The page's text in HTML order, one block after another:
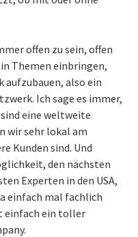
offen zu sein, offen
Themen einbringen,
aufzubauen, also ein
Ich sage es immer,
eine weltweite
wir sehr lokal am
Kunden sind. Und
den nächsten
Experten in den USA,
einfach mal fachlich
einfach ein toller